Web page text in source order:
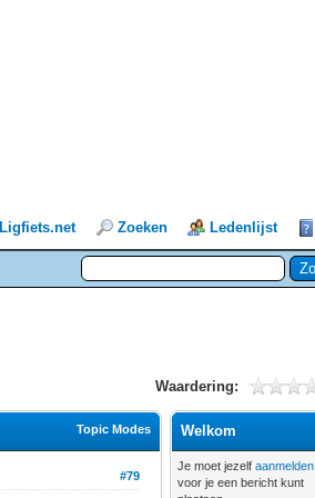
Ligfiets.net Zoeken Ledenlijst
Waardering:
Topic Modes
#79
Welkom
Je moet jezelfaanmelden
voor je een bericht kunt